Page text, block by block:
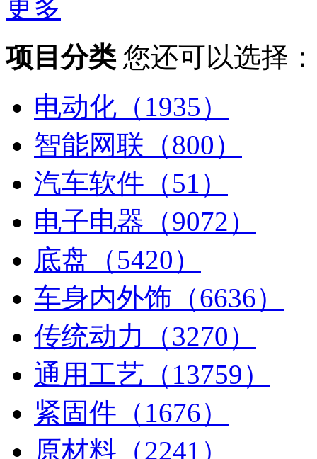
更多
项目分类 您还可以选择：
电动化（1935）
智能网联（800）
汽车软件（51）
电子电器（9072）
底盘（5420）
车身内外饰（6636）
传统动力（3270）
通用工艺（13759）
紧固件（1676）
原材料（2241）